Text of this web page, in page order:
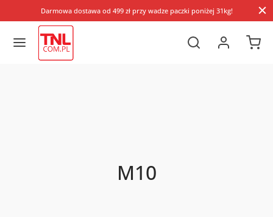
Darmowa dostawa od 499 zł przy wadze paczki poniżej 31kg!
M10